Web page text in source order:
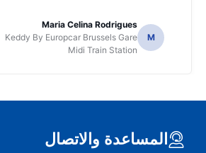
M
Maria Celina Rodrigues
Keddy By Europcar Brussels Gare
Midi Train Station
المساعدة والاتصال